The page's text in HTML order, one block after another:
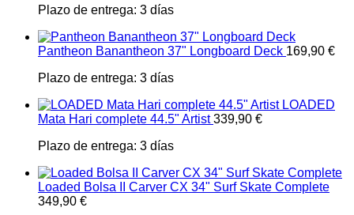
Plazo de entrega: 3 días
Pantheon Banantheon 37" Longboard Deck 169,90 €
Plazo de entrega: 3 días
LOADED
Mata Hari complete 44.5" Artist 339,90 €
Plazo de entrega: 3 días
Loaded Bolsa II Carver CX 34" Surf Skate Complete
349,90 €